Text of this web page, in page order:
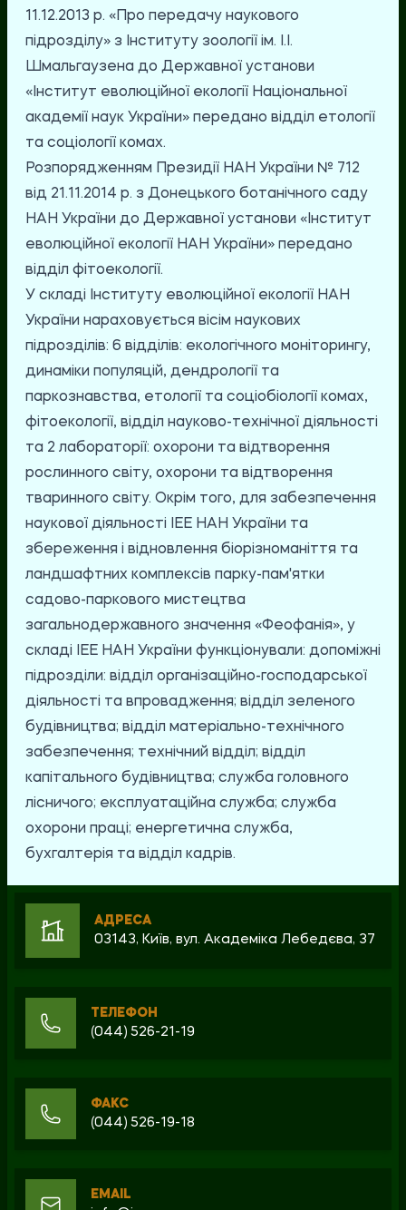
11.12.2013 р. «Про передачу наукового
підрозділу» з Інституту зоології ім. І.І.
Шмальгаузена до Державної установи
«Інститут еволюційної екології Національної
академії наук України» передано відділ етології
та соціології комах.
Розпорядженням Президії НАН України № 712
від 21.11.2014 р. з Донецького ботанічного саду
НАН України до Державної установи «Інститут
еволюційної екології НАН України» передано
відділ фітоекології.
У складі Інституту еволюційної екології НАН
України нараховується вісім наукових
підрозділів: 6 відділів: екологічного моніторингу,
динаміки популяцій, дендрології та
паркознавства, етології та соціобіології комах,
фітоекології, відділ науково-технічної діяльності
та 2 лабораторії: охорони та відтворення
рослинного світу, охорони та відтворення
тваринного світу. Окрім того, для забезпечення
наукової діяльності ІЕЕ НАН України та
збереження і відновлення біорізноманіття та
ландшафтних комплексів парку-пам'ятки
садово-паркового мистецтва
загальнодержавного значення «Феофанія», у
складі ІЕЕ НАН України функціонували: допоміжні
підрозділи: відділ організаційно-господарської
діяльності та впровадження; відділ зеленого
будівництва; відділ матеріально-технічного
забезпечення; технічний відділ; відділ
капітального будівництва; служба головного
лісничого; експлуатаційна служба; служба
охорони праці; енергетична служба,
бухгалтерія та відділ кадрів.
АДРЕСА
03143, Київ, вул. Академіка Лебедєва, 37
ТЕЛЕФОН
(044) 526-21-19
ФАКС
(044) 526-19-18
EMAIL